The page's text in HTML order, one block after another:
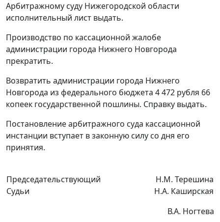
Арбитражному суду Нижегородской области
исполнительный лист выдать.
Производство по кассационной жалобе
администрации города Нижнего Новгорода
прекратить.
Возвратить администрации города Нижнего
Новгорода из федерального бюджета 4 472 рубля 66
копеек государственной пошлины. Справку выдать.
Постановление арбитражного суда кассационной
инстанции вступает в законную силу со дня его
принятия.
Председательствующий
Судьи
Н.М. Терешина
Н.А. Каширская
В.А. Ногтева